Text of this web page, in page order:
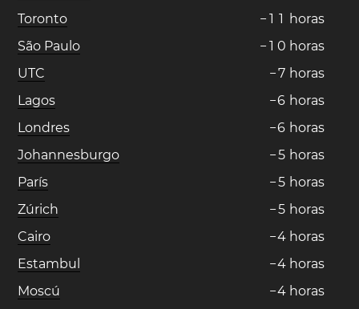
Toronto
− 1 1 horas
São Paulo
− 1 0 horas
UTC
−7 horas
Lagos
−6 horas
Londres
−6 horas
Johannesburgo
−5 horas
París
−5 horas
Zúrich
−5 horas
Cairo
−4 horas
Estambul
−4 horas
Moscú
−4 horas